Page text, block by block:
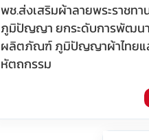
พช.ส่งเสริมผ้าลายพระราชท
ภูมิปัญญา ยกระดับการพัฒนา
ผลิตภัณฑ์ ภูมิปัญญาผ้าไทยแ
หัตถกรรม